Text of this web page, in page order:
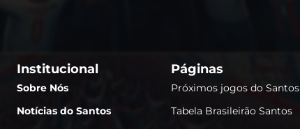
Institucional
Sobre Nós
Notícias do Santos
Páginas
Próximos jogos do Santos
Tabela Brasileirão Santos